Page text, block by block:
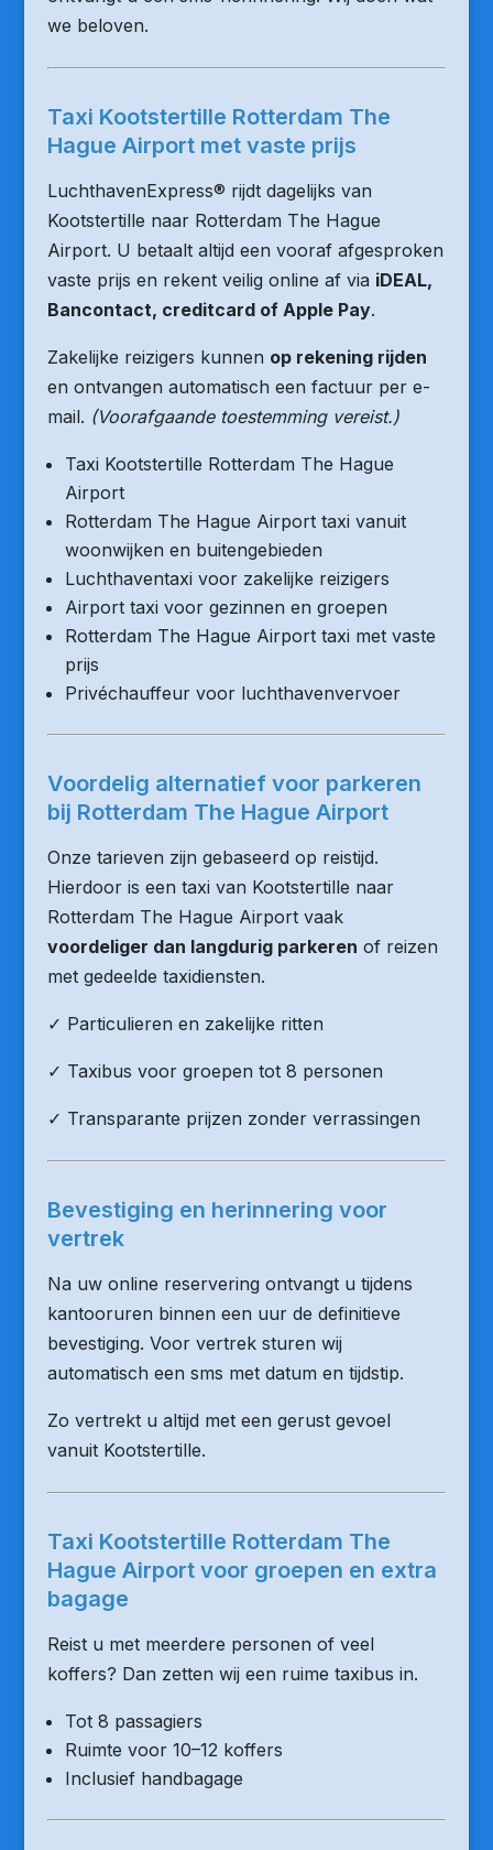
we beloven.
Taxi Kootstertille Rotterdam The
Hague Airport met vaste prijs
LuchthavenExpress® rijdt dagelijks van
Kootstertille naar Rotterdam The Hague
Airport. U betaalt altijd een vooraf afgesproken
vaste prijs en rekent veilig online af via iDEAL,
Bancontact, creditcard of Apple Pay.
Zakelijke reizigers kunnen op rekening rijden
en ontvangen automatisch een factuur per e-
mail. (Voorafgaande toestemming vereist.)
Taxi Kootstertille Rotterdam The Hague
Airport
Rotterdam The Hague Airport taxi vanuit
woonwijken en buitengebieden
Luchthaventaxi voor zakelijke reizigers
Airport taxi voor gezinnen en groepen
Rotterdam The Hague Airport taxi met vaste
prijs
Privéchauffeur voor luchthavenvervoer
Voordelig alternatief voor parkeren
bij Rotterdam The Hague Airport
Onze tarieven zijn gebaseerd op reistijd.
Hierdoor is een taxi van Kootstertille naar
Rotterdam The Hague Airport vaak
voordeliger dan langdurig parkeren of reizen
met gedeelde taxidiensten.
✓ Particulieren en zakelijke ritten
✓ Taxibus voor groepen tot 8 personen
✓ Transparante prijzen zonder verrassingen
Bevestiging en herinnering voor
vertrek
Na uw online reservering ontvangt u tijdens
kantooruren binnen een uur de definitieve
bevestiging. Voor vertrek sturen wij
automatisch een sms met datum en tijdstip.
Zo vertrekt u altijd met een gerust gevoel
vanuit Kootstertille.
Taxi Kootstertille Rotterdam The
Hague Airport voor groepen en extra
bagage
Reist u met meerdere personen of veel
koffers? Dan zetten wij een ruime taxibus in.
Tot 8 passagiers
Ruimte voor 10–12 koffers
Inclusief handbagage